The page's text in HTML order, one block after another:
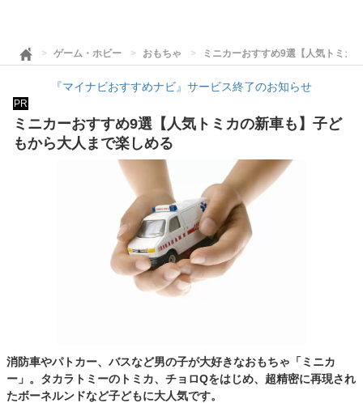
ゲーム・ホビー おもちゃ ミニカーおすすめ9選【人気トミカ
『マイナビおすすめナビ』サービス終了のお知らせ
PR
ミニカーおすすめ9選【人気トミカの新車も】子ど
もから大人まで楽しめる
消防車やパトカー、バスなど男の子が大好きなおもちゃ「ミニカ
ー」。タカラトミーのトミカ、チョロQをはじめ、超精密に再現され
たボーネルンドなど子どもに大人気です。